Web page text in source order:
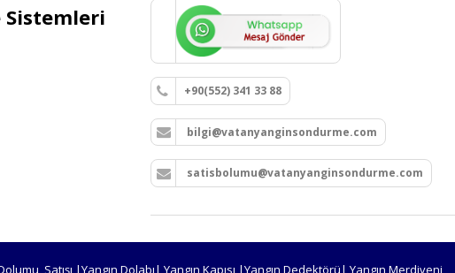
Sistemleri
+90(552) 341 33 88
bilgi@vatanyanginsondurme.com
satisbolumu@vatanyanginsondurme.com
Satışı |Yangın Dolabı| Yangın Kapısı |Yangın Dedektörü| Yangın Merdiveni